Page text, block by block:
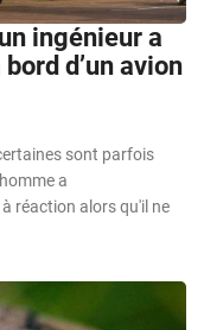
ingénieur a
d’un avion
sont parfois
a
réaction alors qu'il ne